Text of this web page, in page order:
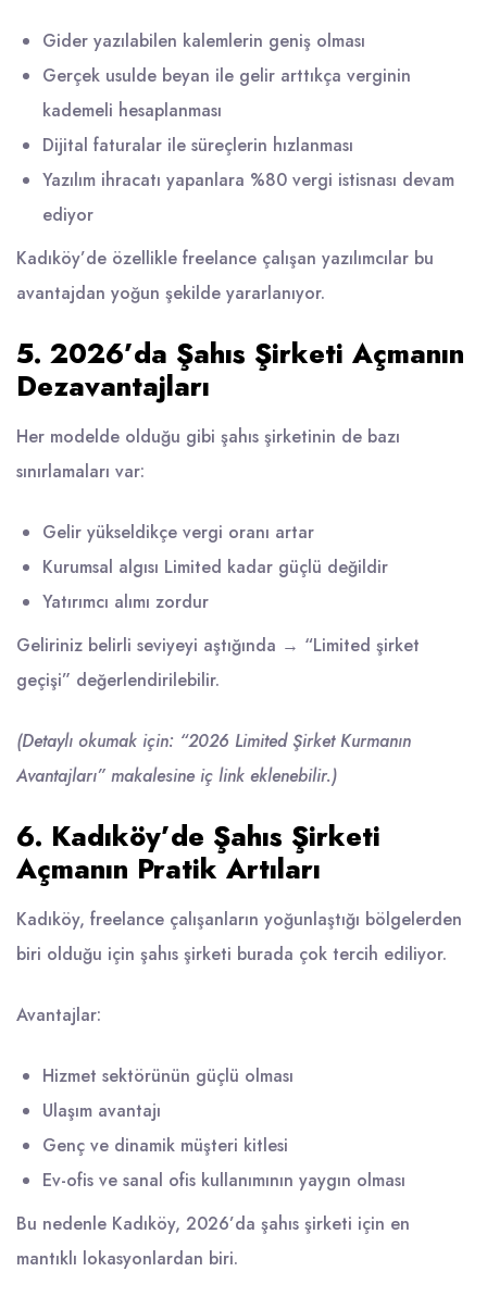
Gider yazılabilen kalemlerin geniş olması
Gerçek usulde beyan ile gelir arttıkça verginin
kademeli hesaplanması
Dijital faturalar ile süreçlerin hızlanması
Yazılım ihracatı yapanlara %80 vergi istisnası devam
ediyor
Kadıköy’de özellikle freelance çalışan yazılımcılar bu
avantajdan yoğun şekilde yararlanıyor.
5. 2026’da Şahıs Şirketi Açmanın
Dezavantajları
Her modelde olduğu gibi şahıs şirketinin de bazı
sınırlamaları var:
Gelir yükseldikçe vergi oranı artar
Kurumsal algısı Limited kadar güçlü değildir
Yatırımcı alımı zordur
Geliriniz belirli seviyeyi aştığında → “Limited şirket
geçişi” değerlendirilebilir.
(Detaylı okumak için: “2026 Limited Şirket Kurmanın
Avantajları” makalesine iç link eklenebilir.)
6. Kadıköy’de Şahıs Şirketi
Açmanın Pratik Artıları
Kadıköy, freelance çalışanların yoğunlaştığı bölgelerden
biri olduğu için şahıs şirketi burada çok tercih ediliyor.
Avantajlar:
Hizmet sektörünün güçlü olması
Ulaşım avantajı
Genç ve dinamik müşteri kitlesi
Ev-ofis ve sanal ofis kullanımının yaygın olması
Bu nedenle Kadıköy, 2026’da şahıs şirketi için en
mantıklı lokasyonlardan biri.